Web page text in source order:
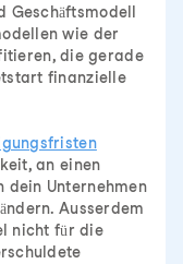
Geschäftsmodell
wie der
die gerade
finanzielle
an einen
dein Unternehmen
Ausserdem
nicht für die